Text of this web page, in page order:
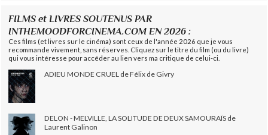
FILMS et LIVRES SOUTENUS PAR
INTHEMOODFORCINEMA.COM EN 2026 :
Ces films (et livres sur le cinéma) sont ceux de l'année 2026 que je vous
recommande vivement, sans réserves. Cliquez sur le titre du film (ou du livre)
qui vous intéresse pour accéder au lien vers ma critique de celui-ci.
ADIEU MONDE CRUEL de Félix de Givry
DELON - MELVILLE, LA SOLITUDE DE DEUX SAMOURAÏS de
Laurent Galinon